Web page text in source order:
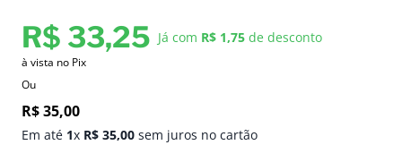
R$ 33,25 Já com R$ 1,75 de desconto
à vista no Pix
Ou
R$35,00
Em até 1x R$ 35,00 sem juros no cartão